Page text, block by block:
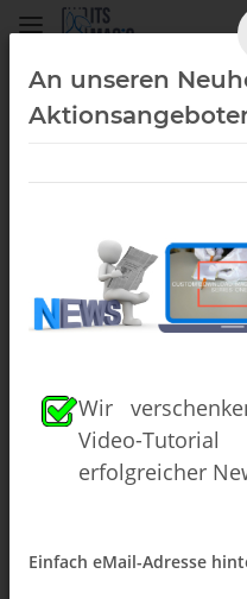
Rubber Bands (Downloads)
An unseren
Wir
Video-
erfolgreicher
Einfach eMail-Adresse